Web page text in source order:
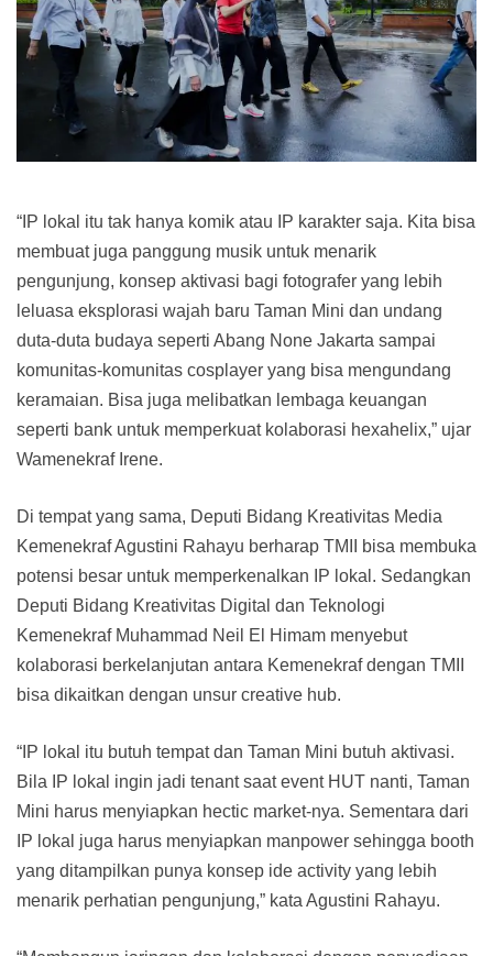
“IP lokal itu tak hanya komik atau IP karakter saja. Kita bisa
membuat juga panggung musik untuk menarik
pengunjung, konsep aktivasi bagi fotografer yang lebih
leluasa eksplorasi wajah baru Taman Mini dan undang
duta-duta budaya seperti Abang None Jakarta sampai
komunitas-komunitas cosplayer yang bisa mengundang
keramaian. Bisa juga melibatkan lembaga keuangan
seperti bank untuk memperkuat kolaborasi hexahelix,” ujar
Wamenekraf Irene.
Di tempat yang sama, Deputi Bidang Kreativitas Media
Kemenekraf Agustini Rahayu berharap TMII bisa membuka
potensi besar untuk memperkenalkan IP lokal. Sedangkan
Deputi Bidang Kreativitas Digital dan Teknologi
Kemenekraf Muhammad Neil El Himam menyebut
kolaborasi berkelanjutan antara Kemenekraf dengan TMII
bisa dikaitkan dengan unsur creative hub.
“IP lokal itu butuh tempat dan Taman Mini butuh aktivasi.
Bila IP lokal ingin jadi tenant saat event HUT nanti, Taman
Mini harus menyiapkan hectic market-nya. Sementara dari
IP lokal juga harus menyiapkan manpower sehingga booth
yang ditampilkan punya konsep ide activity yang lebih
menarik perhatian pengunjung,” kata Agustini Rahayu.